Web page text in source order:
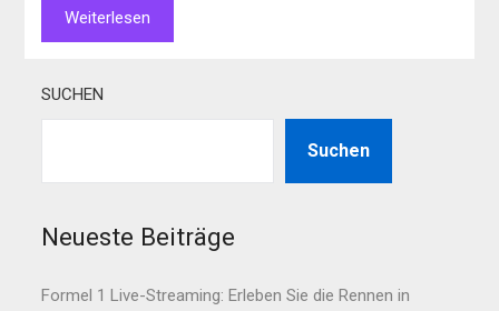
Weiterlesen
SUCHEN
Suchen
Neueste Beiträge
Formel 1 Live-Streaming: Erleben Sie die Rennen in